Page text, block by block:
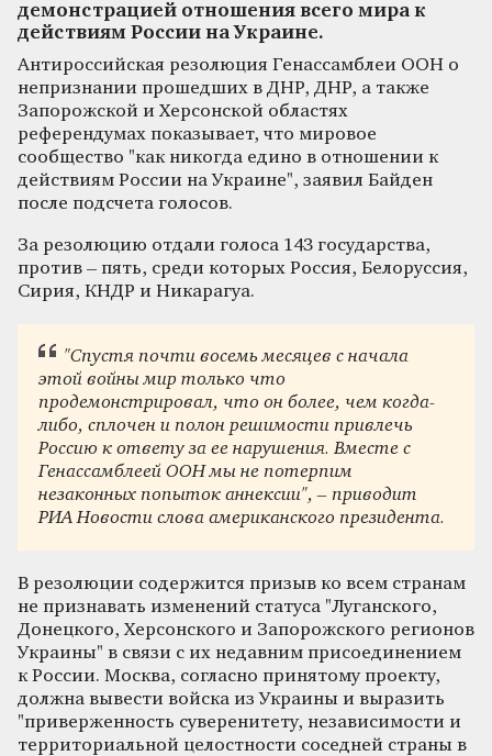
демонстрацией отношения всего мира к
действиям России на Украине.
Антироссийская резолюция Генассамблеи ООН о
непризнании прошедших в ДНР, ДНР, а также
Запорожской и Херсонской областях
референдумах показывает, что мировое
сообщество "как никогда едино в отношении к
действиям России на Украине", заявил Байден
после подсчета голосов.
За резолюцию отдали голоса 143 государства,
против – пять, среди которых Россия, Белоруссия,
Сирия, КНДР и Никарагуа.
"Спустя почти восемь месяцев с начала
этой войны мир только что
продемонстрировал, что он более, чем когда-
либо, сплочен и полон решимости привлечь
Россию к ответу за ее нарушения. Вместе с
Генассамблеей ООН мы не потерпим
незаконных попыток аннексии", – приводит
РИА Новости слова американского президента.
В резолюции содержится призыв ко всем странам
не признавать изменений статуса "Луганского,
Донецкого, Херсонского и Запорожского регионов
Украины" в связи с их недавним присоединением
к России. Москва, согласно принятому проекту,
должна вывести войска из Украины и выразить
"приверженность суверенитету, независимости и
территориальной целостности соседней страны в